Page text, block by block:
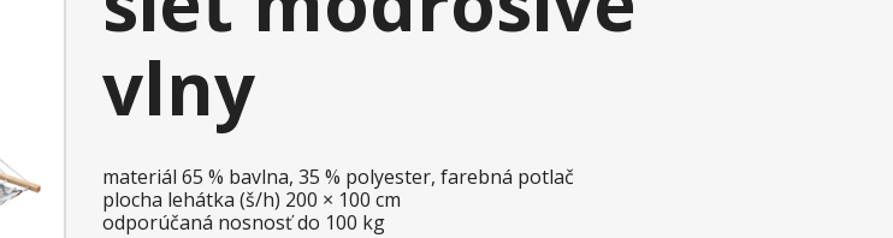
vlny
materiál 65 % bavlna, 35 % polyester, farebná potlač
plocha lehátka (š/h) 200 × 100 cm
odporúčaná nosnosť do 100 kg